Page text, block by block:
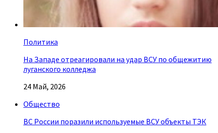
Политика
На Западе отреагировали на удар ВСУ по общежитию
луганского колледжа
24 Май, 2026
Общество
ВС России поразили используемые ВСУ объекты ТЭК